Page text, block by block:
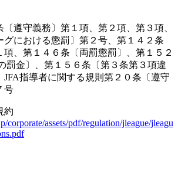
〔遵守義務〕第１項、第２項、第３項、
グにおける懲罰〕第２号、第１４２条
項、第１４６条〔両罰懲罰〕、第１５２
罰金〕、第１５６条〔第３条第３項違
JFA指導者に関する規則第２０条〔遵守
号
約
corporate/assets/pdf/regulation/jleague/jleagu